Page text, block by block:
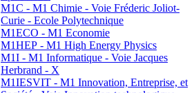
M1C - M1 Chimie - Voie Fréderic Joliot-
Curie - Ecole Polytechnique
M1ECO - M1 Economie
M1HEP - M1 High Energy Physics
M1I - M1 Informatique - Voie Jacques
Herbrand - X
M1IESVIT - M1 Innovation, Entreprise, et